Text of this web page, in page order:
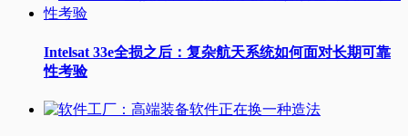
Intelsat 33e全损之后：复杂航天系统如何面对长期可靠
性考验